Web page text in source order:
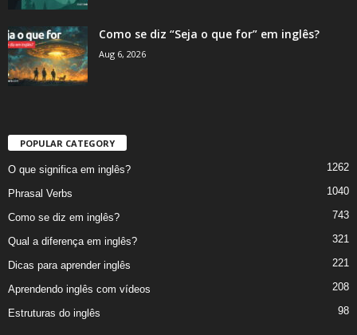
Como se diz “Seja o que for” em inglês?
Aug 6, 2026
POPULAR CATEGORY
O que significa em inglês? 1262
Phrasal Verbs 1040
Como se diz em inglês? 743
Qual a diferença em inglês? 321
Dicas para aprender inglês 221
Aprendendo inglês com vídeos 208
Estruturas do inglês 98